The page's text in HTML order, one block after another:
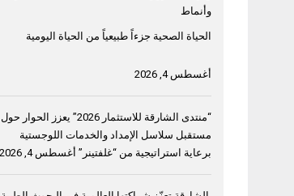
وأنماط
الحياة الصحية جزءاً طبيعياً من الحياة اليومية
أغسطس 4, 2026
“منتدى الشارقة للاستثمار 2026” يعزز الحوار حول
مستقبل سلاسل الإمداد والخدمات اللوجستية
برعاية استراتيجية من “غلفتينر” أغسطس 4, 2026